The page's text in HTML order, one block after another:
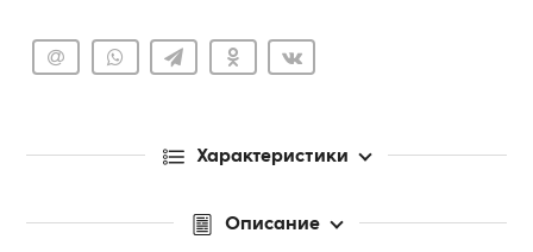
Характеристики
Описание